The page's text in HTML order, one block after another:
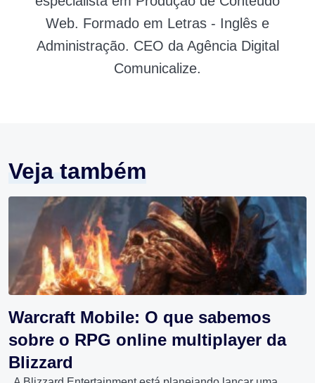
Web. Formado em Letras - Inglês e
Administração. CEO da Agência Digital
Comunicalize.
Veja também
Warcraft Mobile: O que sabemos
sobre o RPG online multiplayer da
Blizzard